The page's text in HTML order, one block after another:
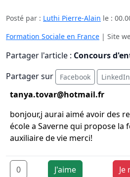
Posté par : Luthi Pierre-Alain le :
Formation Sociale en France | Site
Partager l'article : Concours
Partager sur
Facebook LinkedIn
tanya.tovar@hotmail.fr
bonjour,j aurai aimé avoir des
école a Saverne qui propose
auxiliaire de vie merci!
0 J'aime Je